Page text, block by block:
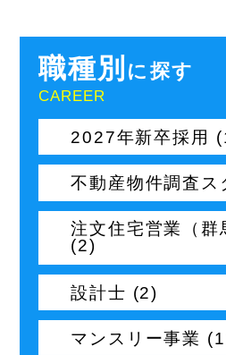
CAREER
職種別 に探す
2027年新卒採用
不動産物件調査
注文住宅営業（群
(2)
設計士 (2)
マンスリー事業